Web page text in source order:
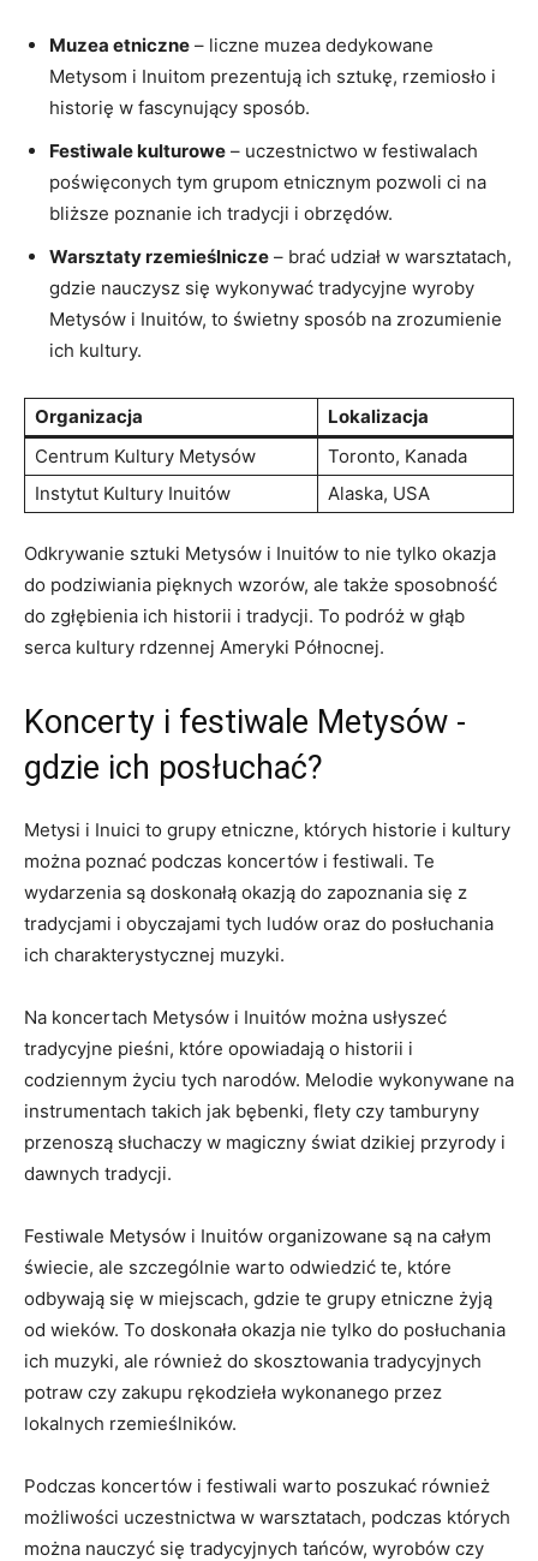
Muzea etniczne ⁣– ⁤liczne muzea dedykowane
⁤Metysom‌ i Inuitom prezentują ⁣ich⁣ sztukę, rzemiosło i
historię w fascynujący sposób.
Festiwale kulturowe –⁢ uczestnictwo ​w festiwalach
poświęconych tym grupom etnicznym‍ pozwoli ci ‍na
bliższe ‌poznanie ich tradycji i obrzędów.
Warsztaty rzemieślnicze – brać udział w warsztatach,
gdzie nauczysz⁢ się wykonywać tradycyjne⁤ wyroby
Metysów i Inuitów, to świetny sposób⁤ na zrozumienie
ich kultury.
Organizacja
Lokalizacja
Centrum Kultury Metysów
Toronto, Kanada
Instytut Kultury Inuitów
Alaska, USA
Odkrywanie sztuki​ Metysów i Inuitów to nie tylko okazja
do podziwiania⁣ pięknych wzorów,⁤ ale ​także⁣ sposobność
do zgłębienia‌ ich historii ⁢i tradycji. To podróż w⁢ głąb
serca ⁢kultury rdzennej Ameryki Północnej.
Koncerty i‍ festiwale Metysów -​
gdzie ich posłuchać?
Metysi i ‍Inuici to ‌grupy etniczne, których historie i​ kultury
można poznać‍ podczas koncertów‍ i ⁤festiwali. Te
wydarzenia są doskonałą okazją do zapoznania ⁣się z
tradycjami i obyczajami tych ludów‌ oraz do ⁣posłuchania
ich charakterystycznej muzyki.
Na ​koncertach Metysów i ​Inuitów można usłyszeć
tradycyjne pieśni,⁢ które opowiadają o​ historii i
codziennym życiu ⁣tych narodów. Melodie⁤ wykonywane na
instrumentach ​takich jak bębenki, flety ‍czy tamburyny
przenoszą słuchaczy⁤ w magiczny świat dzikiej przyrody i
dawnych⁤ tradycji.
Festiwale Metysów⁢ i Inuitów organizowane są na całym
świecie, ‍ale szczególnie ‍warto odwiedzić te, które ​
odbywają⁢ się w miejscach, gdzie te grupy ‍etniczne‍ żyją
od wieków. To doskonała ⁢okazja nie tylko⁣ do posłuchania
ich muzyki, ale również⁤ do skosztowania tradycyjnych
potraw czy zakupu rękodzieła ⁢wykonanego ⁢przez
lokalnych⁤ rzemieślników.
Podczas koncertów i ⁤festiwali warto poszukać również
możliwości uczestnictwa ⁣w warsztatach, podczas których
można nauczyć się tradycyjnych tańców, wyrobów czy